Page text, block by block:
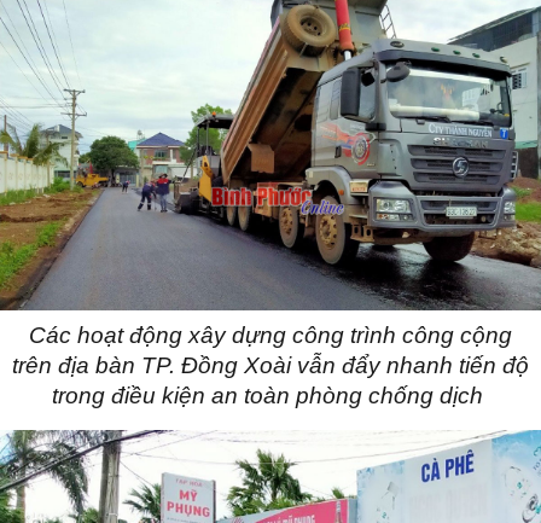
Các hoạt động xây dựng công trình công cộng
trên địa bàn TP. Đồng Xoài vẫn đẩy nhanh tiến độ
trong điều kiện an toàn phòng chống dịch